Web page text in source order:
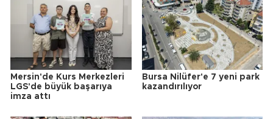
Mersin'de Kurs Merkezleri
LGS'de büyük başarıya
imza attı
Bursa Nilüfer'e 7 yeni park
kazandırılıyor